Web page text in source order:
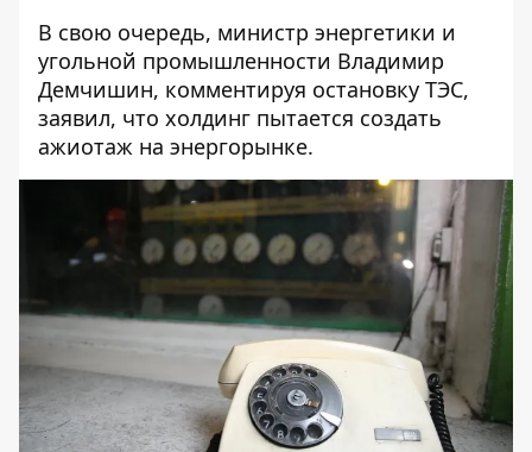
В свою очередь, министр энергетики и
угольной промышленности Владимир
Демчишин, комментируя остановку ТЭС,
заявил, что холдинг пытается создать
ажиотаж на энергорынке.